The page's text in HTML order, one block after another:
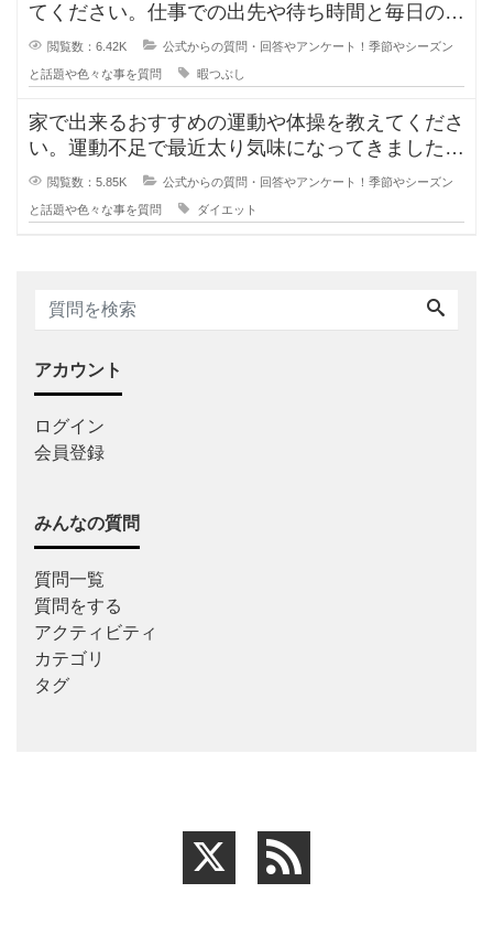
てください。仕事での出先や待ち時間と毎日の空
き時間や暇な時間に皆さんは何をし
閲覧数：6.42K 公式からの質問・回答やアンケート！季節やシーズン
と話題や色々な事を質問 暇つぶし
家で出来るおすすめの運動や体操を教えてくださ
い。運動不足で最近太り気味になってきました。
簡単に出来るおすすめの運動でのダ
閲覧数：5.85K 公式からの質問・回答やアンケート！季節やシーズン
と話題や色々な事を質問 ダイエット
アカウント
ログイン
会員登録
みんなの質問
質問一覧
質問をする
アクティビティ
カテゴリ
タグ